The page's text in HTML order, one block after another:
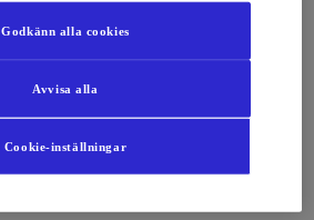
Cookie-inställningar
Avvisa alla
Godkänn alla cookies